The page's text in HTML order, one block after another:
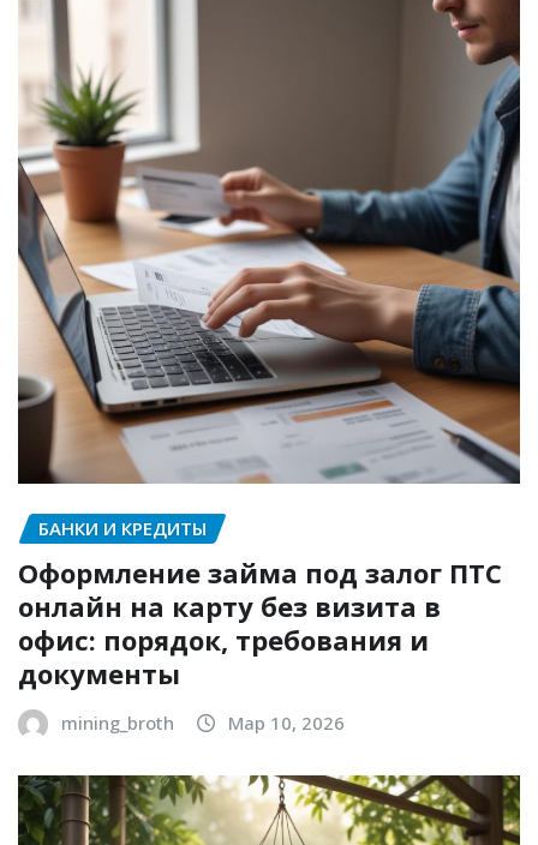
БАНКИ И КРЕДИТЫ
Оформление займа под залог ПТС
онлайн на карту без визита в
офис: порядок, требования и
документы
mining_broth Мар 10, 2026